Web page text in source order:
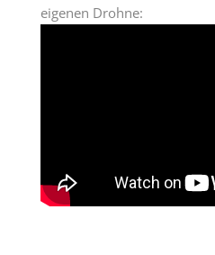
eigenen Drohne: